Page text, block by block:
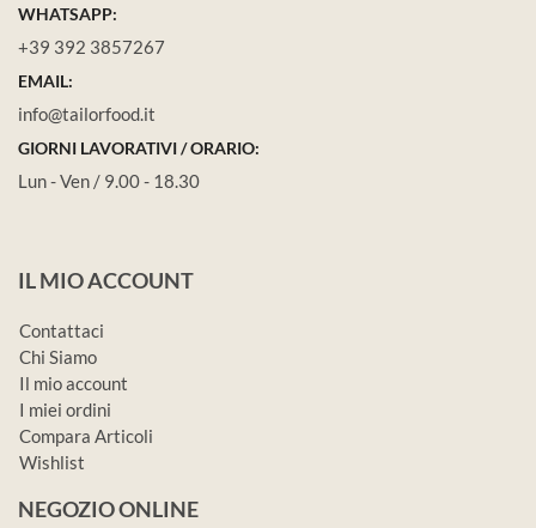
WHATSAPP:
+39 392 3857267
EMAIL:
info@tailorfood.it
GIORNI LAVORATIVI / ORARIO:
Lun - Ven / 9.00 - 18.30
IL MIO ACCOUNT
Contattaci
Chi Siamo
Il mio account
I miei ordini
Compara Articoli
Wishlist
NEGOZIO ONLINE